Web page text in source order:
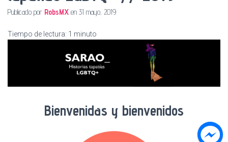
D
E
I
Ó
Publicado por RobsMX en 31 mayo, 2019
Tiempo de lectura: 1 minuto
Bienvenidas y bienvenidos